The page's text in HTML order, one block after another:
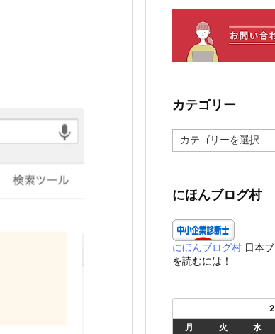
カテゴリー
テ
ー
にほんブログ村
にほんブログ村 日本
を読むには！
月
火 水